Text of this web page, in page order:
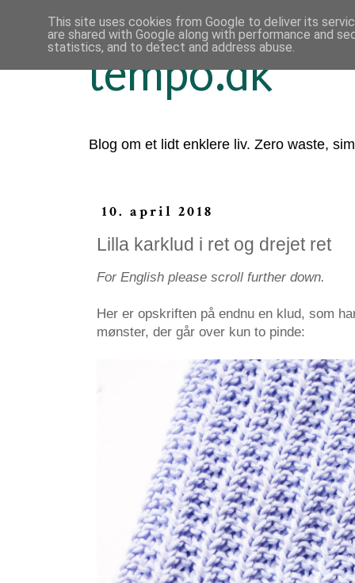
tempo.dk
Blog om et lidt enklere liv. Zero waste,
10. april 2018
Lilla karklud i ret og drejet ret
For English please scroll further down.
Her er opskriften på endnu en klud, som
mønster, der går over kun to pinde:
This site uses cookies from Google to deliver its
are shared with Google along with performance and
statistics, and to detect and address abuse.